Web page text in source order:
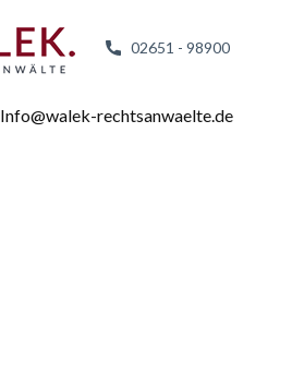
02651 - 98900
Info@walek-rechtsanwaelte.de